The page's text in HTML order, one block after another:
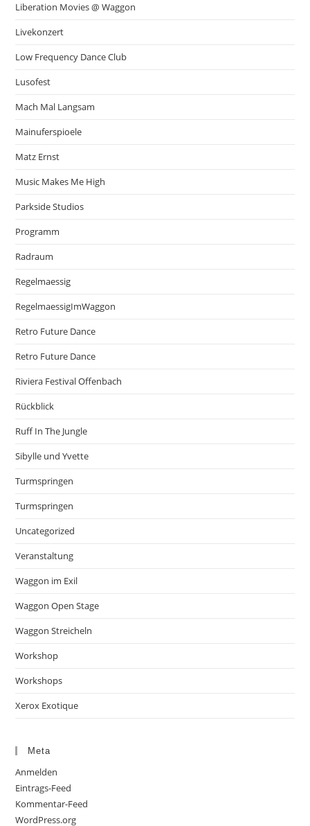
Liberation Movies @ Waggon
Livekonzert
Low Frequency Dance Club
Lusofest
Mach Mal Langsam
Mainuferspioele
Matz Ernst
Music Makes Me High
Parkside Studios
Programm
Radraum
Regelmaessig
RegelmaessigImWaggon
Retro Future Dance
Retro Future Dance
Riviera Festival Offenbach
Rückblick
Ruff In The Jungle
Sibylle und Yvette
Turmspringen
Turmspringen
Uncategorized
Veranstaltung
Waggon im Exil
Waggon Open Stage
Waggon Streicheln
Workshop
Workshops
Xerox Exotique
Meta
Anmelden
Eintrags-Feed
Kommentar-Feed
WordPress.org